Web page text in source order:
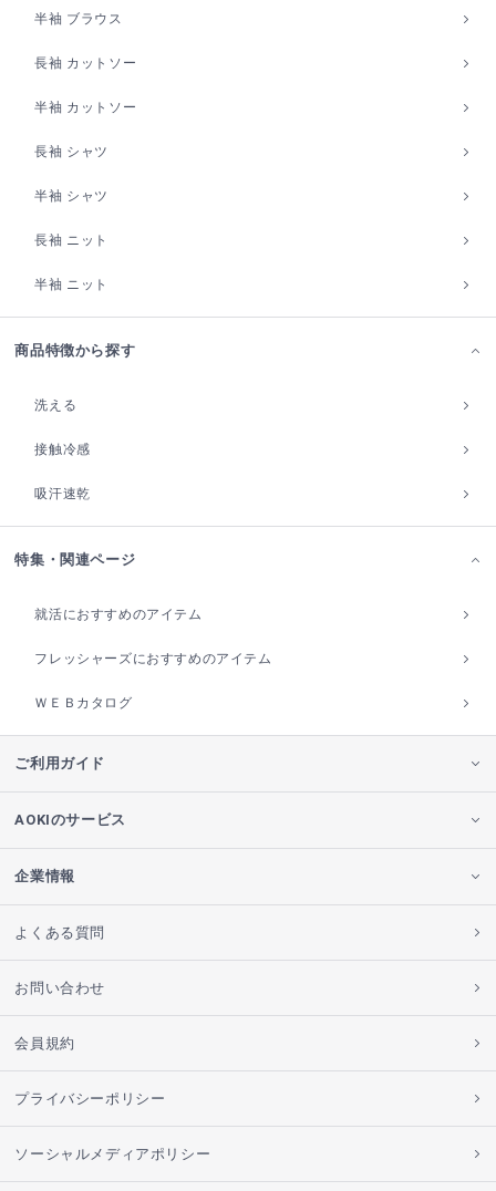
半袖 ブラウス
長袖 カットソー
半袖 カットソー
長袖 シャツ
半袖 シャツ
長袖 ニット
半袖 ニット
商品特徴から探す
洗える
接触冷感
吸汗速乾
特集・関連ページ
就活におすすめのアイテム
フレッシャーズにおすすめのアイテム
ＷＥＢカタログ
ご利用ガイド
AOKIのサービス
企業情報
よくある質問
お問い合わせ
会員規約
プライバシーポリシー
ソーシャルメディアポリシー